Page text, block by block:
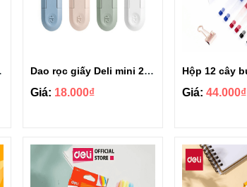
Dao rọc giấy Deli mini 25mm Nusign cao cấp NS065
Giá: 18.000₫ Giá:44.000₫